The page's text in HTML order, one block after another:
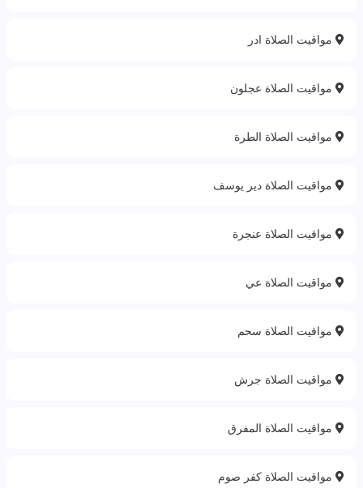
مواقيت الصلاة ادر
مواقيت الصلاة عجلون
مواقيت الصلاة الطرة
مواقيت الصلاة دير يوسف
مواقيت الصلاة عنجرة
مواقيت الصلاة عي
مواقيت الصلاة سحم
مواقيت الصلاة جرش
مواقيت الصلاة المفرق
مواقيت الصلاة كفر صوم